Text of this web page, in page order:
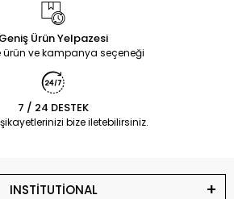
Geniş Ürün Yelpazesi
ürün ve kampanya seçeneği
7 / 24 DESTEK
bize iletebilirsiniz.
INSTİTUTİONAL